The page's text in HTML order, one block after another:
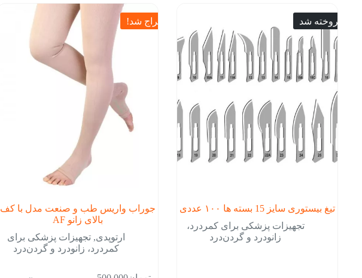
فروخته شد
تیغ بیستوری سایز 15 بسته ها ۱۰۰ عددی
تجهیزات پزشکی برای کمردرد،
زانودرد و گردن‌درد
حراج شد!
جوراب واریس طب و صنعت مدل با کف
بالای زانو AF
ارتوپدی,تجهیزات پزشکی برای
کمردرد، زانودرد و گردن‌درد